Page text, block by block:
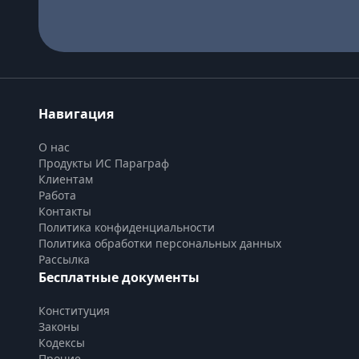
Навигация
О нас
Продукты ИС Параграф
Клиентам
Работа
Контакты
Политика конфиденциальности
Политика обработки персональных данных
Рассылка
Бесплатные документы
Конституция
Законы
Кодексы